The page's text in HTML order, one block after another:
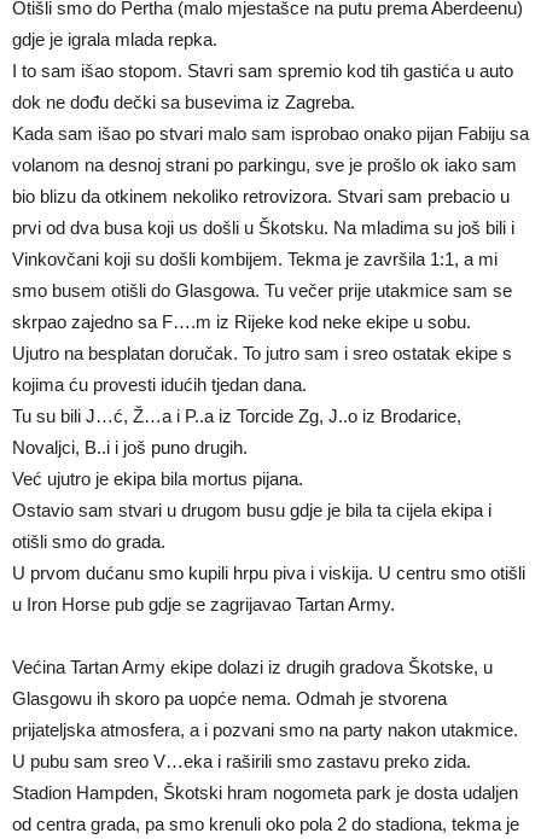
Otišli smo do Pertha (malo mjestašce na putu prema Aberdeenu)
gdje je igrala mlada repka.
I to sam išao stopom. Stavri sam spremio kod tih gastića u auto
dok ne dođu dečki sa busevima iz Zagreba.
Kada sam išao po stvari malo sam isprobao onako pijan Fabiju sa
volanom na desnoj strani po parkingu, sve je prošlo ok iako sam
bio blizu da otkinem nekoliko retrovizora. Stvari sam prebacio u
prvi od dva busa koji us došli u Škotsku. Na mladima su još bili i
Vinkovčani koji su došli kombijem. Tekma je završila 1:1, a mi
smo busem otišli do Glasgowa. Tu večer prije utakmice sam se
skrpao zajedno sa F….m iz Rijeke kod neke ekipe u sobu.
Ujutro na besplatan doručak. To jutro sam i sreo ostatak ekipe s
kojima ću provesti idućih tjedan dana.
Tu su bili J…ć, Ž…a i P..a iz Torcide Zg, J..o iz Brodarice,
Novaljci, B..i i još puno drugih.
Već ujutro je ekipa bila mortus pijana.
Ostavio sam stvari u drugom busu gdje je bila ta cijela ekipa i
otišli smo do grada.
U prvom dućanu smo kupili hrpu piva i viskija. U centru smo otišli
u Iron Horse pub gdje se zagrijavao Tartan Army.
Većina Tartan Army ekipe dolazi iz drugih gradova Škotske, u
Glasgowu ih skoro pa uopće nema. Odmah je stvorena
prijateljska atmosfera, a i pozvani smo na party nakon utakmice.
U pubu sam sreo V…eka i raširili smo zastavu preko zida.
Stadion Hampden, Škotski hram nogometa park je dosta udaljen
od centra grada, pa smo krenuli oko pola 2 do stadiona, tekma je